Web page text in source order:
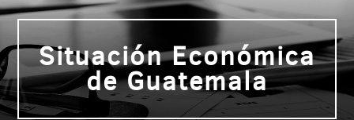
Situación Económica
de Guatemala